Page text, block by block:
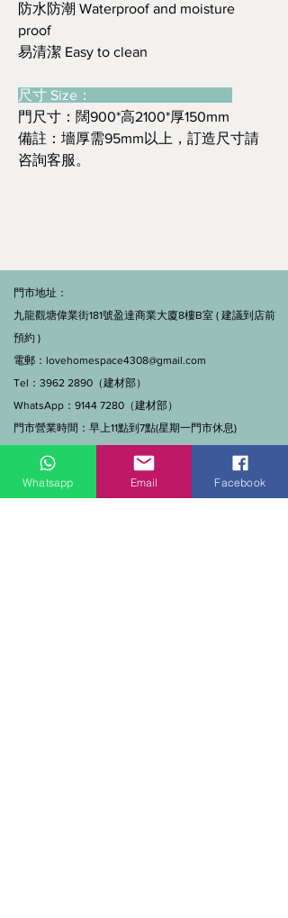
防水防潮 Waterproof and moisture
proof
易清潔 Easy to clean
尺寸 Size：
門尺寸：闊900*高2100*厚150mm
備註：墻厚需95mm以上，訂造尺寸請
咨詢客服。
門市地址：
九龍觀塘偉業街181號盈達商業大廈8樓B室 ( 建議到店前
預約 )
電郵： lovehomespace4308@gmail.com
Tel：3962 2890（建材部）
WhatsApp：9144 7280（建材部）
門市營業時間：早上11點到7點(星期一門市休息)
Whatsapp Email Facebook